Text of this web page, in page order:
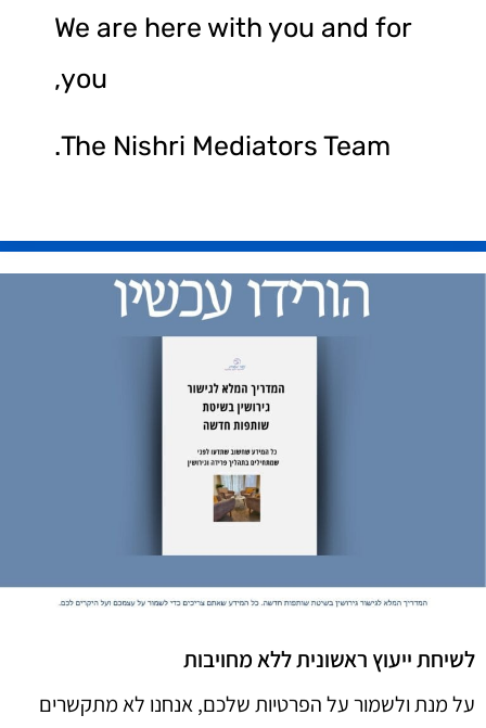
We are here with you and for
you,
The Nishri Mediators Team.
לשיחת ייעוץ ראשונית ללא מחויבות
על מנת ולשמור על הפרטיות שלכם, אנחנו לא מתקשרים